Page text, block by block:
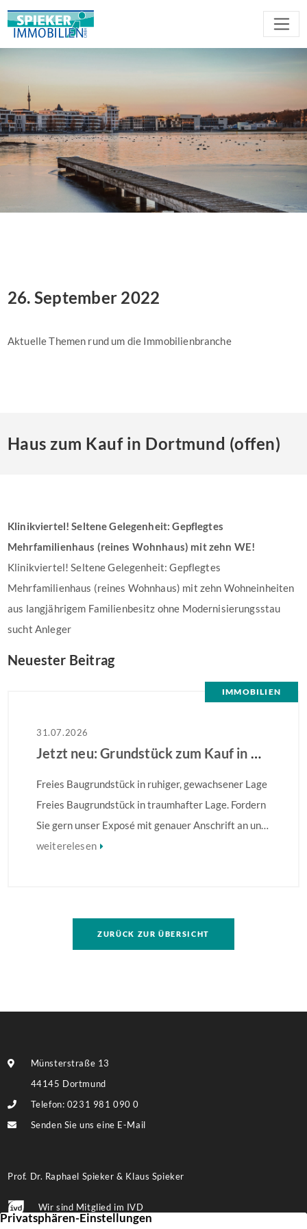
26. September 2022
Aktuelle Themen rund um die Immobilienbranche
Haus zum Kauf in Dortmund (offen)
Klinikviertel! Seltene Gelegenheit: Gepflegtes
Mehrfamilienhaus (reines Wohnhaus) mit zehn WE!
Klinikviertel! Seltene Gelegenheit: Gepflegtes
Mehrfamilienhaus (reines Wohnhaus) mit zehn Wohneinheiten
aus langjährigem Familienbesitz ohne Modernisierungsstau
sucht Anleger
Neuester Beitrag
IMMOBILIEN
31.07.2026
Jetzt neu: Grundstück zum Kauf in Hamm
Freies Baugrundstück in ruhiger, gewachsener Lage
Freies Baugrundstück in traumhafter Lage. Fordern
Sie gern unser Exposé mit genauer Anschrift an und
erkunden die Lage! Weitere Informationen finden
weiterelesen
ZURÜCK ZUR ÜBERSICHT
Münsterstraße 13
44145 Dortmund
Telefon: 0231 981 090 0
Senden Sie uns eine E-Mail
Prof. Dr. Raphael Spieker & Klaus Spieker
Wir sind Mitglied im IVD